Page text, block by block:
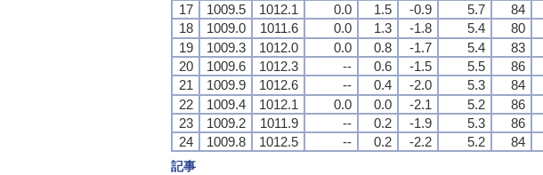
17
1009.5 1012.1 0.0 1.5 -0.9 5.7 84
18
1009.0 1011.6 0.0 1.3 -1.8 5.4 80
19
1009.3 1012.0 0.0 0.8 -1.7 5.4 83
20
1009.6 1012.3 -- 0.6 -1.5 5.5 86
21
1009.9 1012.6 -- 0.4 -2.0 5.3 84
22
1009.4 1012.1 0.0 0.0 -2.1 5.2 86
23
1009.2 1011.9 -- 0.2 -1.9 5.3 86
24
1009.8 1012.5 -- 0.2 -2.2 5.2 84
記事